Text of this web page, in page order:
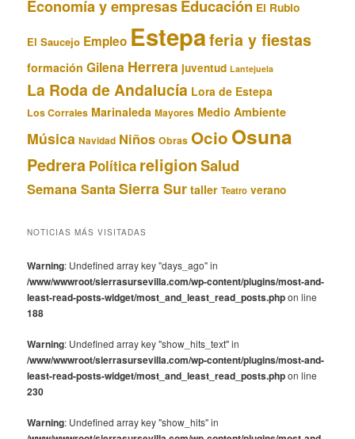
Economía y empresasEducación El Rubio
El Saucejo Empleo Estepaferia y fiestas
formación Gilena Herrera juventud Lantejuela
La Roda de Andalucía Lora de Estepa
Los Corrales Marinaleda Mayores Medio Ambiente
Música Navidad Niños Obras Ocio Osuna
Pedrera Política religionSalud
Semana SantaSierra Sur taller Teatro verano
NOTICIAS MÁS VISITADAS
Warning: Undefined array key "days_ago" in
/www/wwwroot/sierrasursevilla.com/wp-content/plugins/most-and-
least-read-posts-widget/most_and_least_read_posts.phpon line
188
Warning: Undefined array key "show_hits_text" in
/www/wwwroot/sierrasursevilla.com/wp-content/plugins/most-and-
least-read-posts-widget/most_and_least_read_posts.phpon line
230
Warning: Undefined array key "show_hits" in